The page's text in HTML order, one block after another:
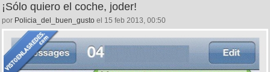
¡Sólo quiero el coche, joder!
por Policia_del_buen_gusto el 15 feb 2013, 00:50